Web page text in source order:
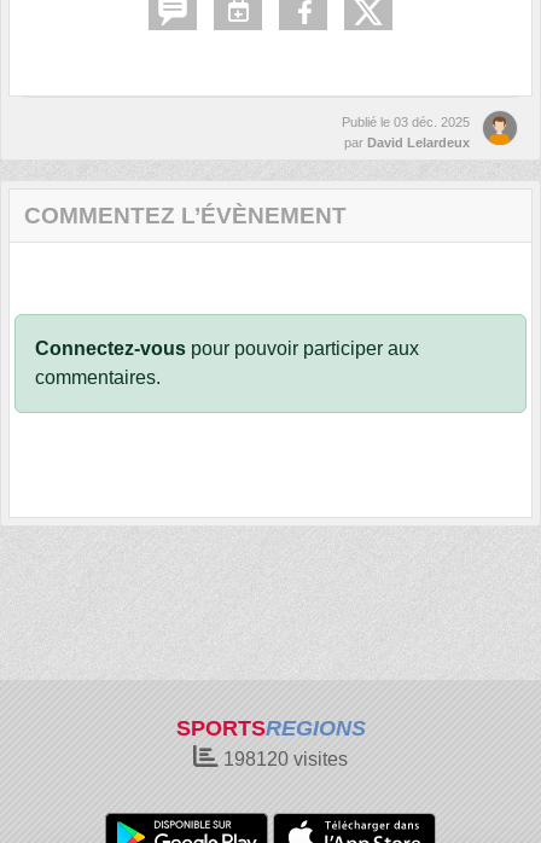
Publié le 03 déc. 2025
par David Lelardeux
COMMENTEZ L’ÉVÈNEMENT
Connectez-vous pour pouvoir participer aux
commentaires.
SPORTSREGIONS
198120 visites